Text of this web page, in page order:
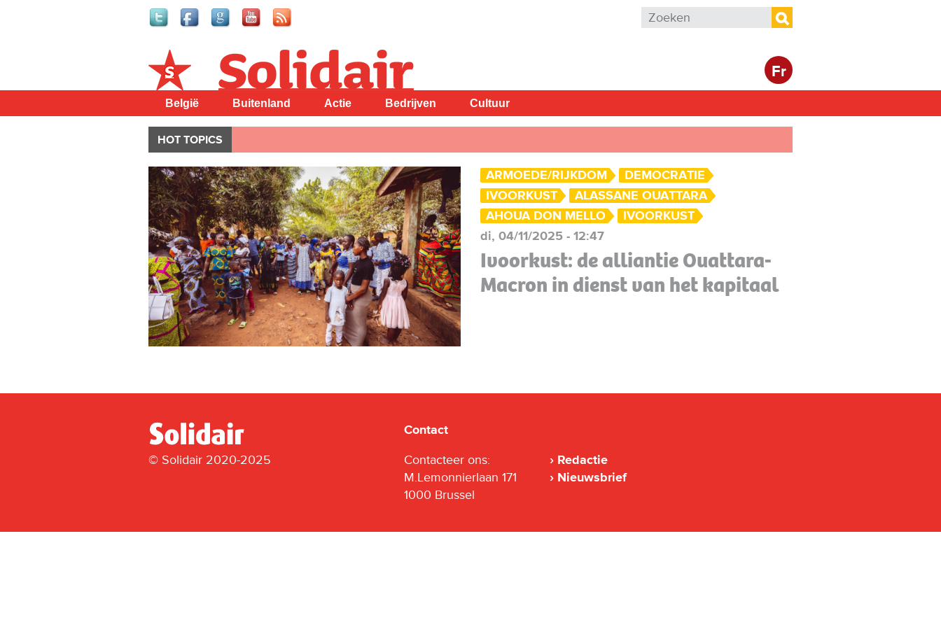
Zoekveld
Zoeken
Fr
Solidair
België Buitenland Actie Bedrijven Cultuur
HOT TOPICS
ARMOEDE/RIJKDOM
DEMOCRATIE
IVOORKUST
ALASSANE OUATTARA
AHOUA DON MELLO
IVOORKUST
di, 04/11/2025 - 12:47
Ivoorkust: de alliantie Ouattara-
Macron in dienst van het kapitaal
© Solidair 2020-2025
Contact
Contacteer ons:
M.Lemonnierlaan 171
1000 Brussel
Redactie
Nieuwsbrief